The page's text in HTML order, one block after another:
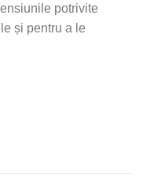
potrivite
și pentru a le